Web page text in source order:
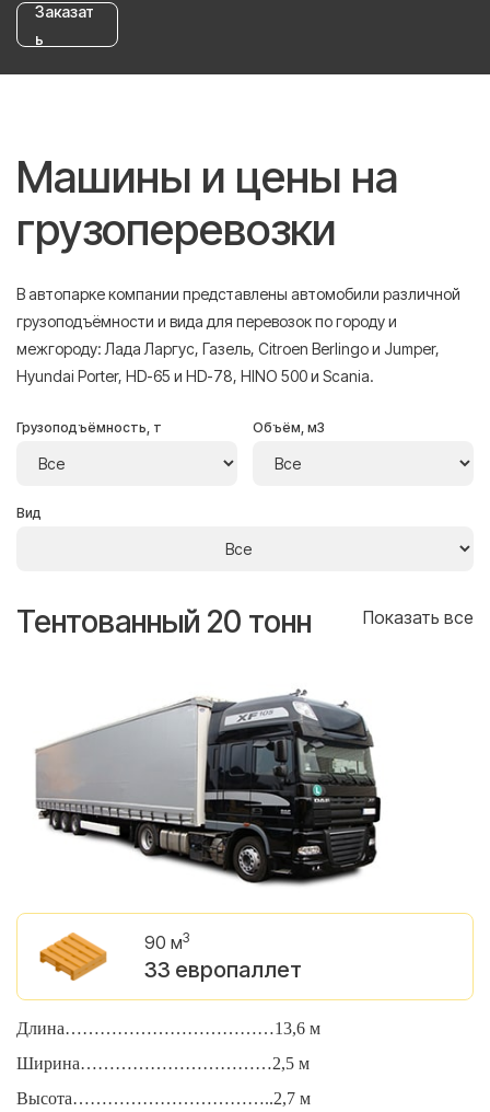
Заказат
ь
Машины и цены на
грузоперевозки
В автопарке компании представлены автомобили различной
грузоподъёмности и вида для перевозок по городу и
межгороду: Лада Ларгус, Газель, Citroen Berlingo и Jumper,
Hyundai Porter, HD-65 и HD-78, HINO 500 и Scania.
Грузоподъёмность, т Объём, м3
Вид
Тентованный 20 тонн Показать все
90 м3
33 европаллет
Длина………………………………13,6 м
Ширина……………………………2,5 м
Высота……………………………..2,7 м